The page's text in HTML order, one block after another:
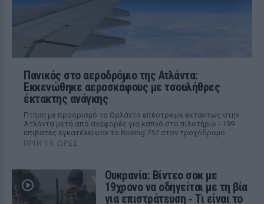
Πανικός στο αεροδρόμιο της Ατλάντα:
Εκκενώθηκε αεροσκάφους με τσουλήθρες
έκτακτης ανάγκης
Πτήση με προορισμό το Ορλάντο επέστρεψε εκτάκτως στην
Ατλάντα μετά από αναφορές για καπνό στο πιλοτήριο - 199
επιβάτες εγκατέλειψαν το Boeing 757 στον τροχόδρομο.
ΠΡΙΝ 10 ΏΡΕΣ
Ουκρανία: Βίντεο σοκ με
19χρονο να οδηγείται με τη βία
για επιστράτευση ‑ Τι είναι το